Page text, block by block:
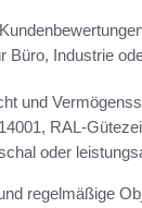
Büro, Industrie
und
RAL-
oder
regelmäßige